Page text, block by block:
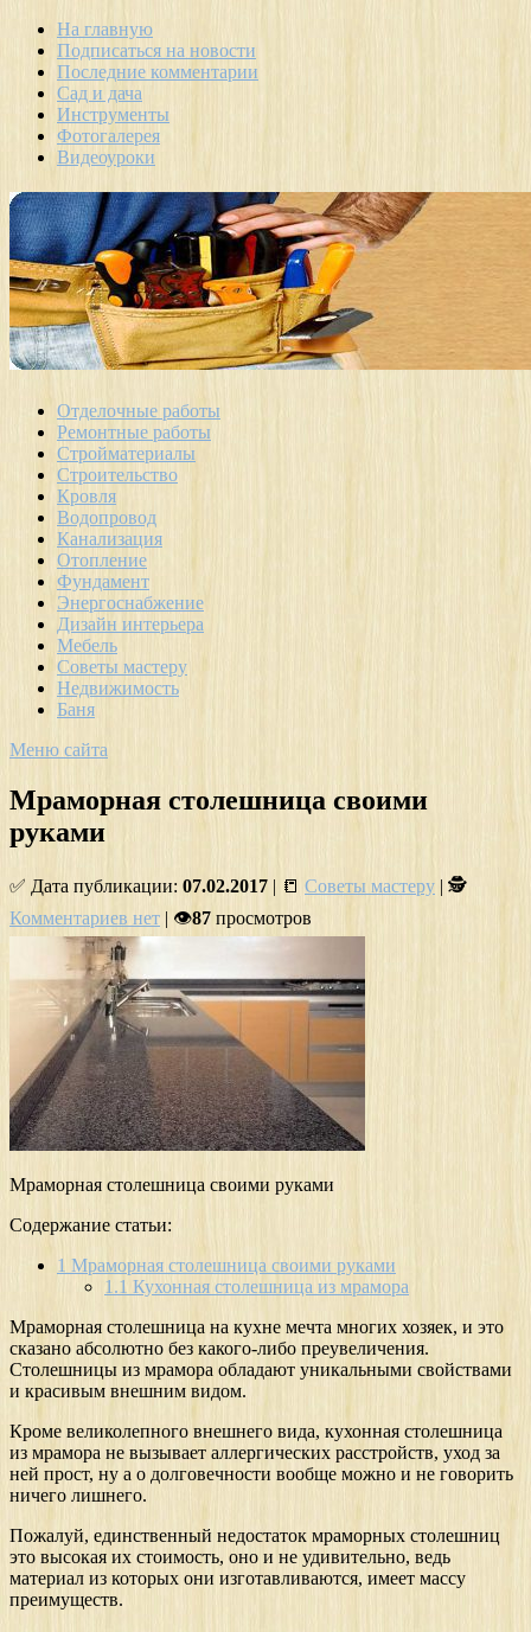
На главную
Подписаться на новости
Последние комментарии
Сад и дача
Инструменты
Фотогалерея
Видеоуроки
Отделочные работы
Ремонтные работы
Стройматериалы
Строительство
Кровля
Водопровод
Канализация
Отопление
Фундамент
Энергоснабжение
Дизайн интерьера
Мебель
Советы мастеру
Недвижимость
Баня
Меню сайта
Мраморная столешница своими
руками
✅ Дата публикации: 07.02.2017 | 📒 Советы мастеру | 🕵
Комментариев нет | 👁87 просмотров
Мраморная столешница своими руками
Содержание статьи:
1 Мраморная столешница своими руками
1.1 Кухонная столешница из мрамора
Мраморная столешница на кухне мечта многих хозяек, и это
сказано абсолютно без какого-либо преувеличения.
Столешницы из мрамора обладают уникальными свойствами
и красивым внешним видом.
Кроме великолепного внешнего вида, кухонная столешница
из мрамора не вызывает аллергических расстройств, уход за
ней прост, ну а о долговечности вообще можно и не говорить
ничего лишнего.
Пожалуй, единственный недостаток мраморных столешниц
это высокая их стоимость, оно и не удивительно, ведь
материал из которых они изготавливаются, имеет массу
преимуществ.